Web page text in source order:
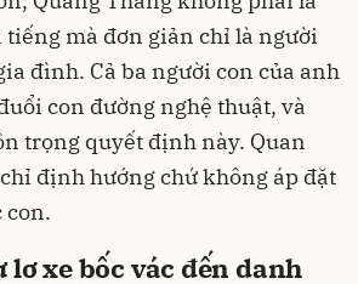
tiếng mà đơn giản chỉ là người
đình. Cả ba người con của anh
con đường nghệ thuật, và
trọng quyết định này. Quan
định hướng chứ không áp đặt
con.
xe bốc vác đến danh